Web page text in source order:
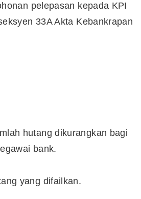
pelepasan kepada KPI
33A Akta Kebankrapan
hutang dikurangkan bagi
bank.
yang difailkan.